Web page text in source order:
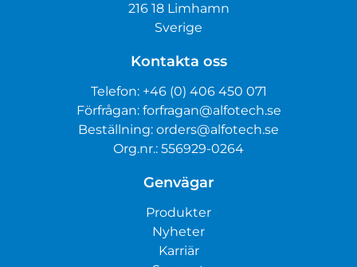
216 18 Limhamn
Sverige
Kontakta oss
Telefon: +46 (0) 406 450 071
Förfrågan: forfragan@alfotech.se
Beställning: orders@alfotech.se
Org.nr.: 556929-0264
Genvägar
Produkter
Nyheter
Karriär